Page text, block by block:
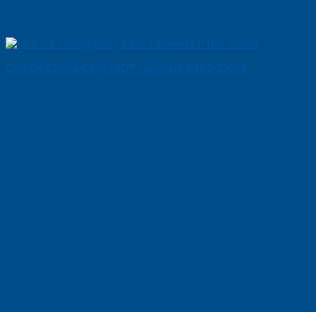
Cửa Gỗ Chống Cháy MDF Laminate P1R2 23029